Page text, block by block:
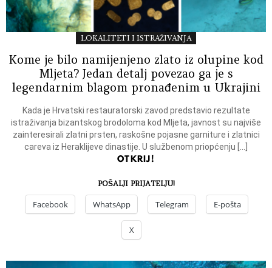
LOKALITETI I ISTRAŽIVANJA
Kome je bilo namijenjeno zlato iz olupine kod
Mljeta? Jedan detalj povezao ga je s
legendarnim blagom pronađenim u Ukrajini
Kada je Hrvatski restauratorski zavod predstavio rezultate
istraživanja bizantskog brodoloma kod Mljeta, javnost su najviše
zainteresirali zlatni prsten, raskošne pojasne garniture i zlatnici
careva iz Heraklijeve dinastije. U službenom priopćenju […]
OTKRIJ!
POŠALJI PRIJATELJU!
Facebook WhatsApp Telegram E-pošta
X